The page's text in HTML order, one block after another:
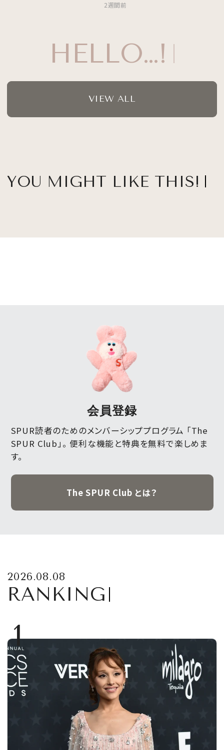
HELLO…!
2週間前
VIEW ALL
YOU MIGHT LIKE THIS!
会員登録
SPUR読者のためのメンバーシッププログラム 「The
SPUR Club」。 便利な機能と特典を無料で楽しめま
す。
The SPUR Club とは？
2026.08.08
RANKING
1